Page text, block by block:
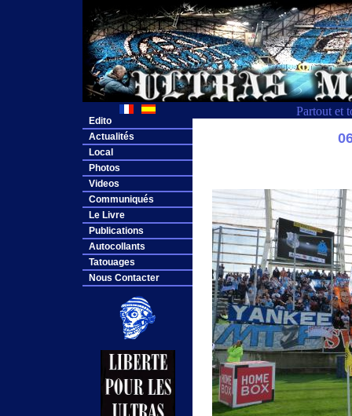
Partout et
Edito
Actualités
Local
Photos
Videos
Communiqués
Le Livre
Publications
Autocollants
Tatouages
Nous Contacter